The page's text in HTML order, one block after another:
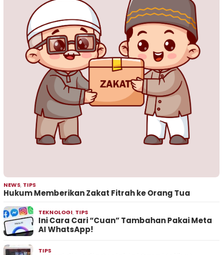
NEWS, TIPS
Hukum Memberikan Zakat Fitrah ke Orang Tua
TEKNOLOGI, TIPS
Ini Cara Cari “Cuan” Tambahan Pakai Meta
AI WhatsApp!
TIPS